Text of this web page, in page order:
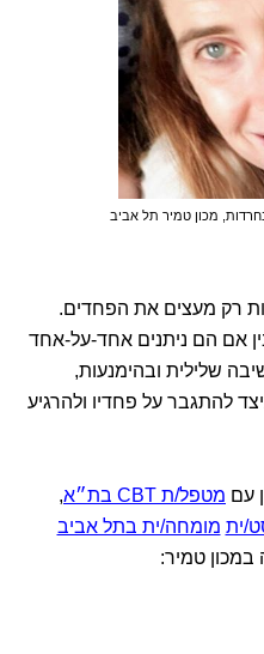
מכון טמיר תל אביב
רק מעצים את הפחדים.
אם הם ניתנים אחד-על-אחד
שלילית ובהימנעות,
להתגבר על פחדיו ולהרגיע
עם מטפל/ת CBT בת״א
,
ית מומחה/ית בתל אביב
במכון טמיר: